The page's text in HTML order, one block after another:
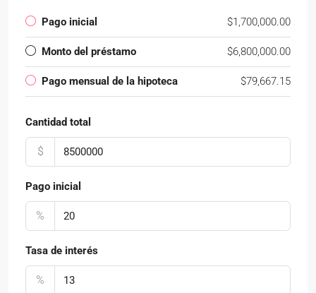
Pago inicial $1,700,000.00
Monto del préstamo $6,800,000.00
Pago mensual de la hipoteca $79,667.15
Cantidad total
$
Pago inicial
%
Tasa de interés
%